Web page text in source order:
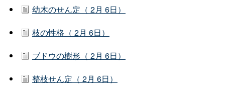
幼木のせん定（ 2月 6日）
枝の性格（ 2月 6日）
ブドウの樹形（ 2月 6日）
整枝せん定（ 2月 6日）